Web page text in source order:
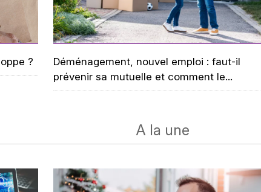
?
Déménagement, nouvel emploi : faut-il
prévenir sa mutuelle et comment le...
A la une